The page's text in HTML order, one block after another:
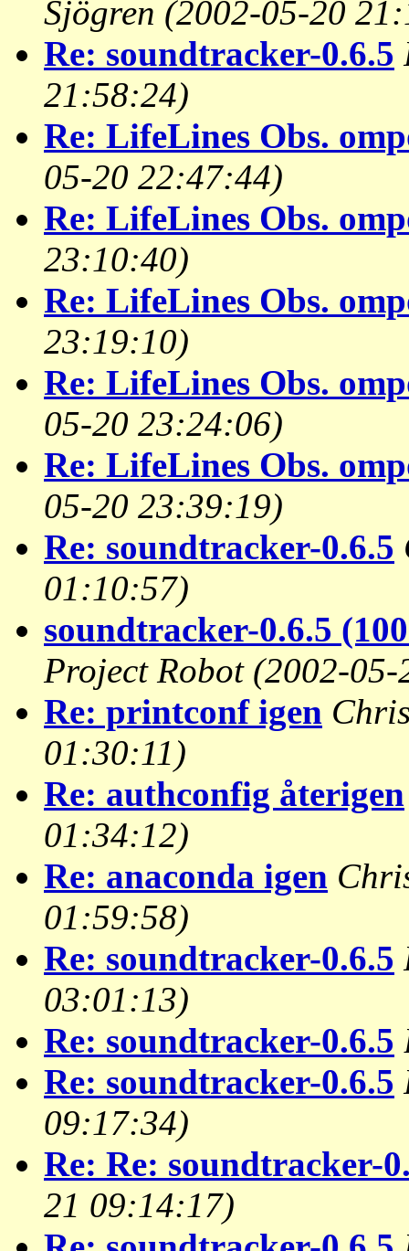
Sjögren (2002-05-20
Re: soundtracker-0.6.5
21:58:24)
Re: LifeLines Obs.
05-20 22:47:44)
Re: LifeLines Obs.
23:10:40)
Re: LifeLines Obs.
23:19:10)
Re: LifeLines Obs.
05-20 23:24:06)
Re: LifeLines Obs.
05-20 23:39:19)
Re: soundtracker-0.6.5
01:10:57)
soundtracker-0.6.5
Project Robot (2002-
Re: printconf igen
01:30:11)
Re: authconfig återigen
01:34:12)
Re: anaconda igen
01:59:58)
Re: soundtracker-0.6.5
03:01:13)
Re: soundtracker-0.6.5
Re: soundtracker-0.6.5
09:17:34)
Re: Re: soundtracker-
21 09:14:17)